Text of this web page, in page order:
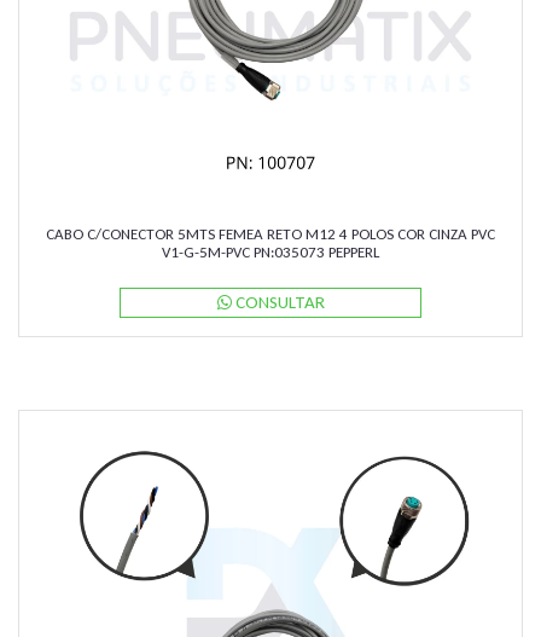
CABO C/CONECTOR 5MTS FEMEA RETO M12 4 POLOS COR CINZA PVC
V1-G-5M-PVC PN:035073 PEPPERL
CONSULTAR